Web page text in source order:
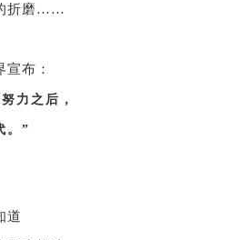
折磨……
布：
力之后，
”
道